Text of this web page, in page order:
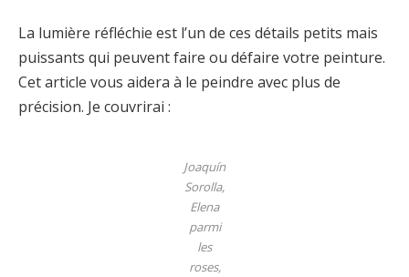
La lumière réfléchie est l’un de ces détails petits mais
puissants qui peuvent faire ou défaire votre peinture.
Cet article vous aidera à le peindre avec plus de
précision. Je couvrirai :
Joaquín
Sorolla,
Elena
parmi
les
roses,